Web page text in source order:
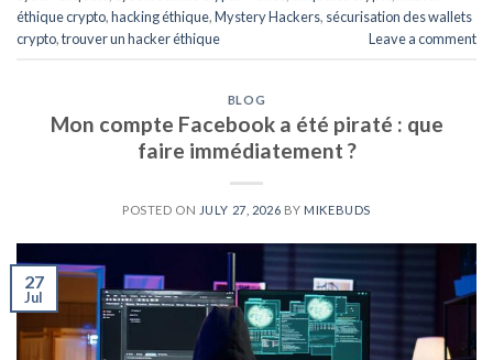
éthique crypto,hacking éthique,Mystery Hackers, sécurisation des wallets
crypto,trouver un hacker éthique Leave a comment
BLOG
Mon compte Facebook a été piraté : que
faire immédiatement ?
POSTED ON JULY 27, 2026 BY MIKEBUDS
27
Jul